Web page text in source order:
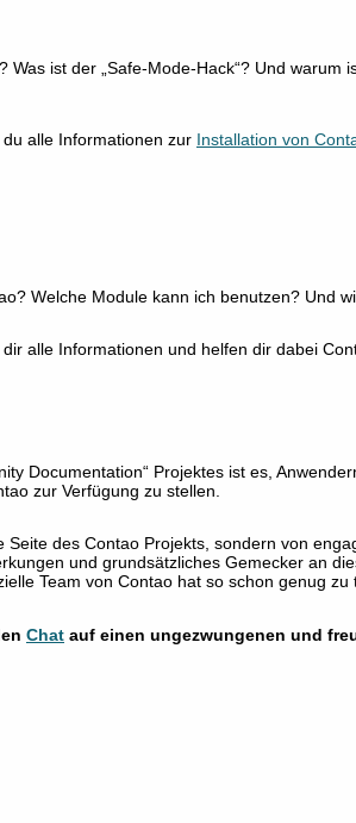
Was ist der „Safe-Mode-Hack“? Und
alle Informationen zur Installation von
Welche Module kann ich benutzen? Und
dir alle Informationen und helfen dir dabei
Documentation“ Projektes ist es,
zur Verfügung zu stellen.
Seite des Contao Projekts, sondern von
und grundsätzliches Gemecker an
Team von Contao hat so schon genug zu
Chat auf einen ungezwungenen und